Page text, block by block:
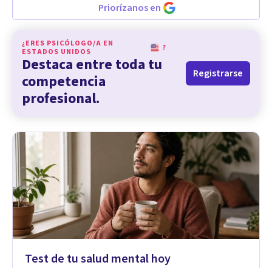
Priorízanos en
¿ERES PSICÓLOGO/A EN
ESTADOS UNIDOS
?
Destaca entre toda tu
competencia
profesional.
Registrarse
Test de tu salud mental hoy